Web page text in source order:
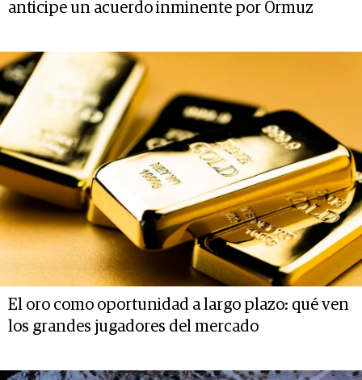
anticipe un acuerdo inminente por Ormuz
El oro como oportunidad a largo plazo: qué ven
los grandes jugadores del mercado